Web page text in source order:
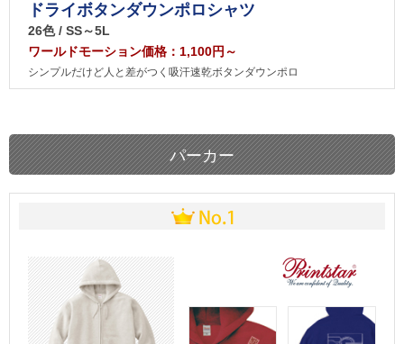
ドライボタンダウンポロシャツ
26色 / SS～5L
ワールドモーション価格：1,100円～
シンプルだけど人と差がつく吸汗速乾ボタンダウンポロ
パーカー